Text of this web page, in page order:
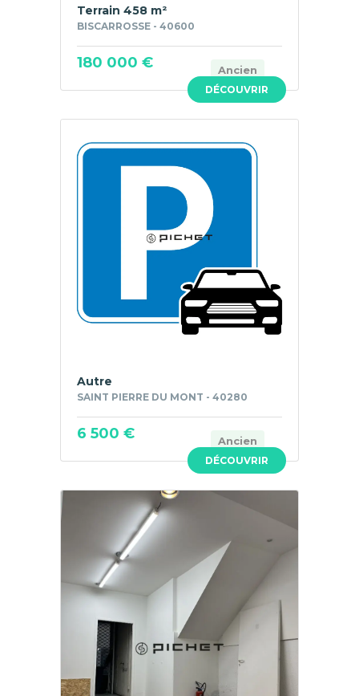
DÉCOUVRIR
Terrain 458 m²
BISCARROSSE - 40600
Ancien
180 000 €
DÉCOUVRIR
Autre
SAINT PIERRE DU MONT - 40280
Ancien
6 500 €